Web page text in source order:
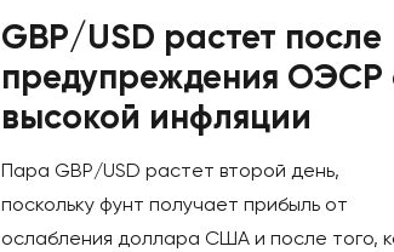
GBP/USD растет после
предупреждения ОЭСР
высокой инфляции
Пара GBP/USD растет второй день,
поскольку фунт получает прибыль от
ослабления доллара США и после того,